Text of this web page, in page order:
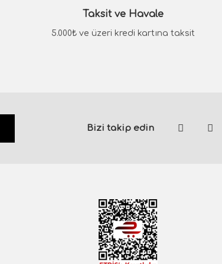
Taksit ve Havale
5.000₺ ve üzeri kredi kartına taksit
Bizi takip edin